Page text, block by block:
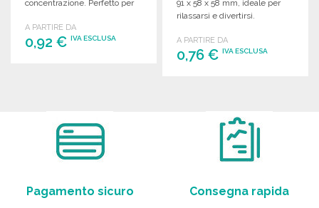
concentrazione. Perfetto per
A PARTIRE DA
0,92 € IVA ESCLUSA
91 x 58 x 58 mm, ideale per
rilassarsi e divertirsi.
A PARTIRE DA
0,76 €IVA ESCLUSA
Pagamento sicuro Consegna rapida